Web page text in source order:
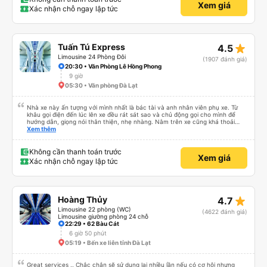
Xác nhận chỗ ngay lập tức
Xem giá
Tuấn Tú Express
Limousine 24 Phòng Đôi
4.5 star_rate
(1907 đánh giá)
20:30 • Văn Phòng Lê Hồng Phong
9 giờ
05:30 • Văn phòng Đà Lạt
Nhà xe này ấn tượng với mình nhất là bác tài và anh nhân viên phụ xe. Từ
khâu gọi điện đến lúc lên xe đều rát sát sao và chủ động gọi cho mình để
hướng dẫn, giọng nói thân thiện, nhẹ nhàng. Nằm trên xe cũng khá thoải
mái, chăn nệm nước suối đầy đủ. Chuyến xe của mình hầu hết là các cô bác
nhưng các anh hướng dẫn mình xuống ở đây không có ma nào dám chở đâu
( vì đây là địa bàn của thế lực xe ôm ngầm, dân chơi cỏ kẹo ke...) Và thế là
mình được chở xuống Ngã 3 thành , nơi sáng sủa an toàn hơn. Một Chuyến
Xem thêm
Không cần thanh toán trước
Xác nhận chỗ ngay lập tức
Xem giá
Hoàng Thủy
Limousine 22 phòng (WC)
Limousine giường phòng 24 chỗ
4.7 star_rate
(4622 đánh giá)
22:29 • 62 Bàu Cát
6 giờ 50 phút
05:19 • Bến xe liên tỉnh Đà Lạt
Great services .. Chắc chắn sẽ sử dụng lại nhiều lần nếu có cơ hội nhưng